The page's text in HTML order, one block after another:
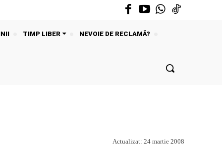
TIMP LIBER NEVOIE DE RECLAMĂ?
Actualizat: 24 martie 2008